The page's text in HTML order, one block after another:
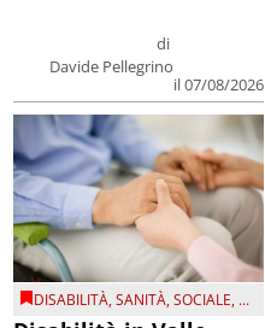
di
Davide Pellegrino
il 07/08/2026
DISABILITÀ,SANITÀ,SOCIALE, ...